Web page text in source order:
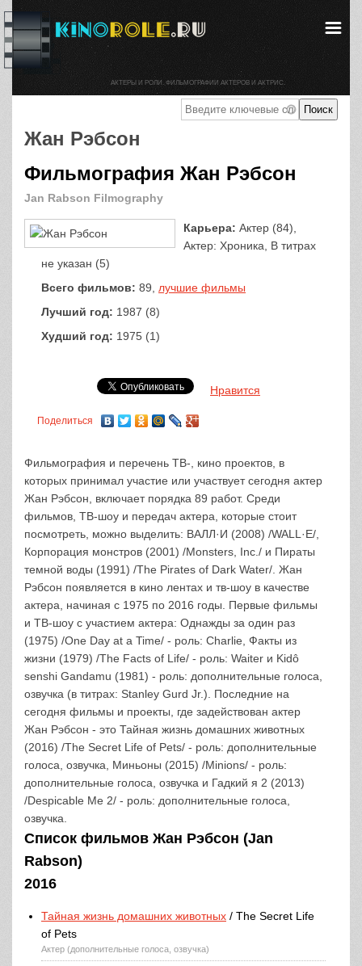
Жан Рэбсон
Фильмография Жан Рэбсон
Jan Rabson Filmography
Карьера: Актер (84),
Актер: Хроника, В титрах
не указан (5)
Всего фильмов: 89, лучшие фильмы
Лучший год: 1987 (8)
Худший год: 1975 (1)
Нравится
Поделиться
Фильмография и перечень ТВ-, кино проектов, в
которых принимал участие или участвует сегодня актер
Жан Рэбсон, включает порядка 89 работ. Среди
фильмов, ТВ-шоу и передач актера, которые стоит
посмотреть, можно выделить: ВАЛЛ·И (2008) /WALL·E/,
Корпорация монстров (2001) /Monsters, Inc./ и Пираты
темной воды (1991) /The Pirates of Dark Water/. Жан
Рэбсон появляется в кино лентах и тв-шоу в качестве
актера, начиная с 1975 по 2016 годы. Первые фильмы
и ТВ-шоу с участием актера: Однажды за один раз
(1975) /One Day at a Time/ - роль: Charlie, Факты из
жизни (1979) /The Facts of Life/ - роль: Waiter и Kidô
senshi Gandamu (1981) - роль: дополнительные голоса,
озвучка (в титрах: Stanley Gurd Jr.). Последние на
сегодня фильмы и проекты, где задействован актер
Жан Рэбсон - это Тайная жизнь домашних животных
(2016) /The Secret Life of Pets/ - роль: дополнительные
голоса, озвучка, Миньоны (2015) /Minions/ - роль:
дополнительные голоса, озвучка и Гадкий я 2 (2013)
/Despicable Me 2/ - роль: дополнительные голоса,
озвучка.
Список фильмов Жан Рэбсон (Jan
Rabson)
2016
Тайная жизнь домашних животных / The Secret Life
of Pets
Актер (дополнительные голоса, озвучка)
АКТЕРЫ И РОЛИ. ФИЛЬМОГРАФИИ АКТЕРОВ И АКТРИС.